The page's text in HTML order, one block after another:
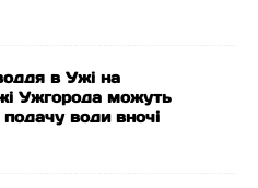
в Ужі на
Ужгорода можуть
води вночі